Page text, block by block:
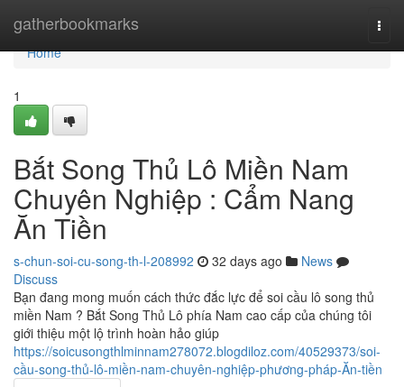
gatherbookmarks
Home
Home
1
Bắt Song Thủ Lô Miền Nam
Chuyên Nghiệp : Cẩm Nang
Ăn Tiền
s-chun-soi-cu-song-th-l-208992 32 days ago
News
Discuss
Bạn đang mong muốn cách thức đắc lực để soi cầu lô song thủ
miền Nam ? Bắt Song Thủ Lô phía Nam cao cấp của chúng tôi
giới thiệu một lộ trình hoàn hảo giúp
https://soicusongthlminnam278072.blogdiloz.com/40529373/soi-
cầu-song-thủ-lô-miền-nam-chuyên-nghiệp-phương-pháp-Ăn-tiền